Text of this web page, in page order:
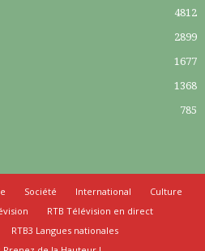
4812
2899
1677
1368
785
Société International
Culture
RTB Télévision en direct
RTB3 Langues nationales